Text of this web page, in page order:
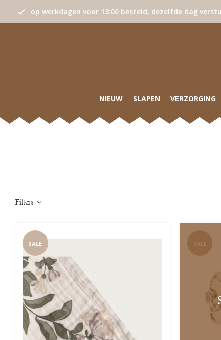
op werkdagen voor 13:00 besteld, dezelfde dag
NIEUW SLAPEN VERZORGING
Filters
SALE SALE